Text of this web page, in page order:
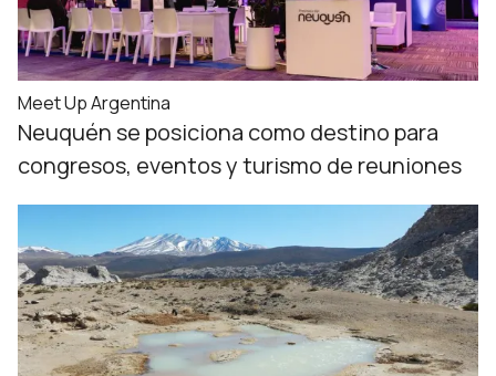
Meet Up Argentina
Neuquén se posiciona como destino para
congresos, eventos y turismo de reuniones